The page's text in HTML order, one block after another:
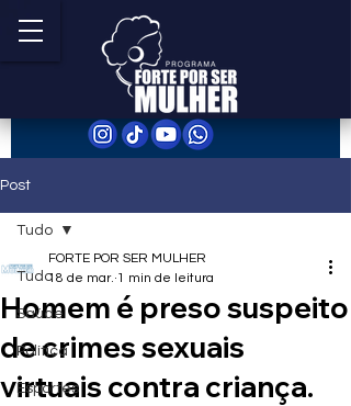
Post
Tudo
Saúde
Política
Esportes
Tudo
Homem é preso suspeito
de crimes sexuais
virtuais contra criança.
FORTE POR SER MULHER
18 de mar. 1 min de leitura